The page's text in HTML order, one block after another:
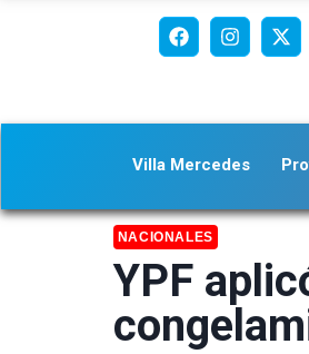
Villa Mercedes
NACIONALES
YPF